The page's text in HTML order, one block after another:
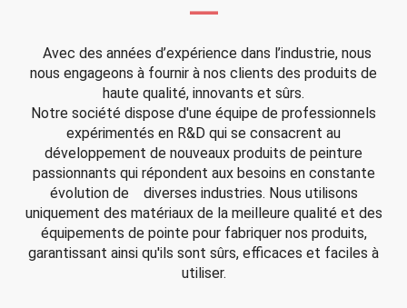
—
Avec des années d’expérience dans l’industrie, nous
nous engageons à fournir à nos clients des produits de
haute qualité, innovants et sûrs.
Notre société dispose d'une équipe de professionnels
expérimentés en R&D qui se consacrent au
développement de nouveaux produits de peinture
passionnants qui répondent aux besoins en constante
évolution de diverses industries. Nous utilisons
uniquement des matériaux de la meilleure qualité et des
équipements de pointe pour fabriquer nos produits,
garantissant ainsi qu'ils sont sûrs, efficaces et faciles à
utiliser.